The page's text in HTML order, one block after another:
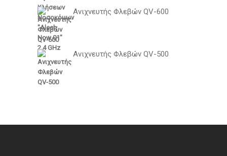
Ανιχνευτής Φλεβών QV-600
Ανιχνευτής Φλεβών QV-500